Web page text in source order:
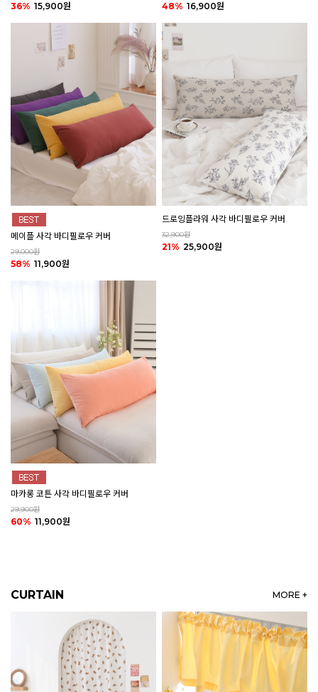
36% 15,900원 48% 16,900원
메이플 사각 바디필로우 커버
29,000원
58% 11,900원
드로잉플라워 사각 바디필로우 커버
32,900원
21% 25,900원
마카롱 코튼 사각 바디필로우 커버
29,900원
60% 11,900원
CURTAIN MORE +